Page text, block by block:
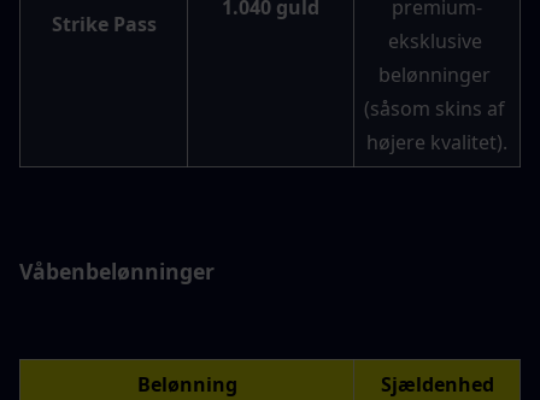
Strike Pass
1.040 guld
premium-
eksklusive
belønninger
(såsom skins af
højere kvalitet).
Våbenbelønninger
Belønning Sjældenhed